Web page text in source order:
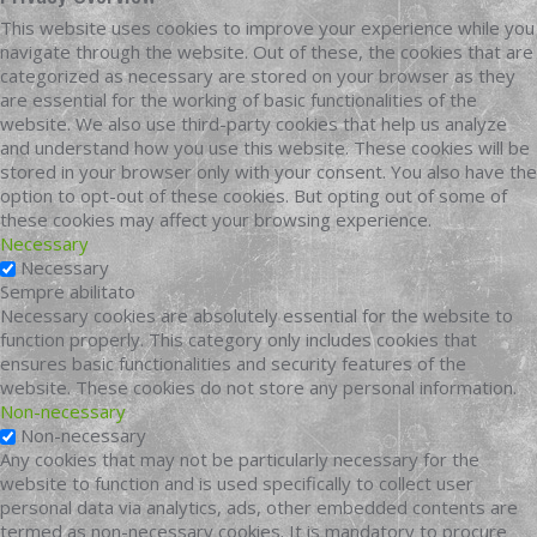
This website uses cookies to improve your experience while you
navigate through the website. Out of these, the cookies that are
categorized as necessary are stored on your browser as they
are essential for the working of basic functionalities of the
website. We also use third-party cookies that help us analyze
and understand how you use this website. These cookies will be
stored in your browser only with your consent. You also have the
option to opt-out of these cookies. But opting out of some of
these cookies may affect your browsing experience.
Necessary
Necessary
Sempre abilitato
Necessary cookies are absolutely essential for the website to
function properly. This category only includes cookies that
ensures basic functionalities and security features of the
website. These cookies do not store any personal information.
Non-necessary
Non-necessary
Any cookies that may not be particularly necessary for the
website to function and is used specifically to collect user
personal data via analytics, ads, other embedded contents are
termed as non-necessary cookies. It is mandatory to procure